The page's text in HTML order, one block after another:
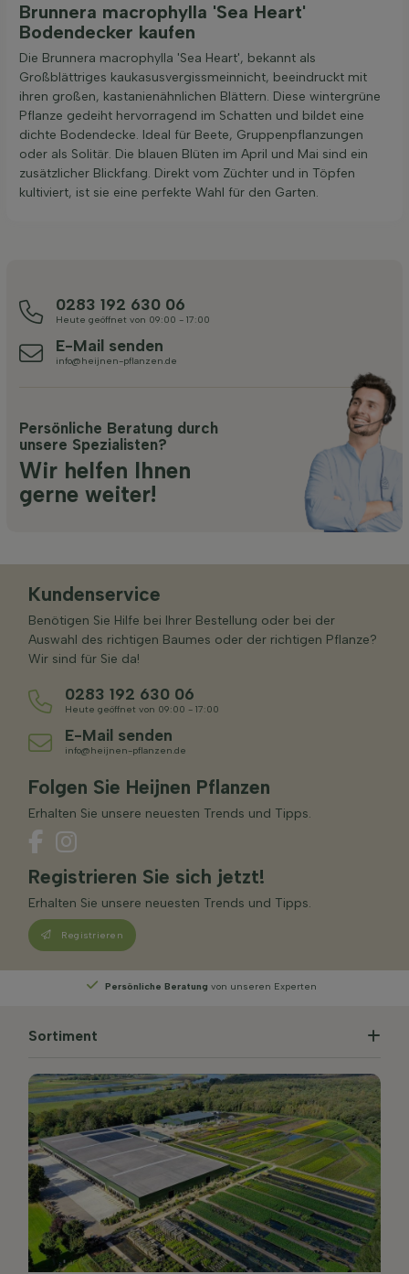
Brunnera macrophylla 'Sea Heart'
Bodendecker kaufen
Die Brunnera macrophylla 'Sea Heart', bekannt als
Großblättriges kaukasusvergissmeinnicht, beeindruckt mit
ihren großen, kastanienähnlichen Blättern. Diese wintergrüne
Pflanze gedeiht hervorragend im Schatten und bildet eine
dichte Bodendecke. Ideal für Beete, Gruppenpflanzungen
oder als Solitär. Die blauen Blüten im April und Mai sind ein
zusätzlicher Blickfang. Direkt vom Züchter und in Töpfen
kultiviert, ist sie eine perfekte Wahl für den Garten.
0283 192 630 06
Heute geöffnet von 09:00 - 17:00
E-Mail senden
info@heijnen-pflanzen.de
Persönliche Beratung durch
unsere Spezialisten?
Wir helfen Ihnen
gerne weiter!
Kundenservice
Benötigen Sie Hilfe bei Ihrer Bestellung oder bei der
Auswahl des richtigen Baumes oder der richtigen Pflanze?
Wir sind für Sie da!
0283 192 630 06
Heute geöffnet von 09:00 - 17:00
E-Mail senden
info@heijnen-pflanzen.de
Folgen Sie Heijnen Pflanzen
Erhalten Sie unsere neuesten Trends und Tipps.
Registrieren Sie sich jetzt!
Erhalten Sie unsere neuesten Trends und Tipps.
Registrieren
Persönliche Beratung von unseren Experten
Sortiment